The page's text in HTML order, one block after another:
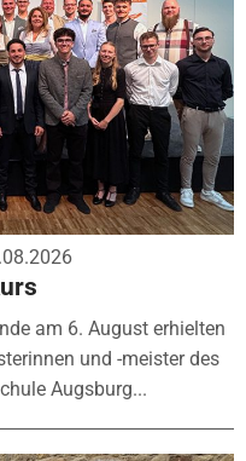
am 6. August erhielten
und -meister des
Augsburg...